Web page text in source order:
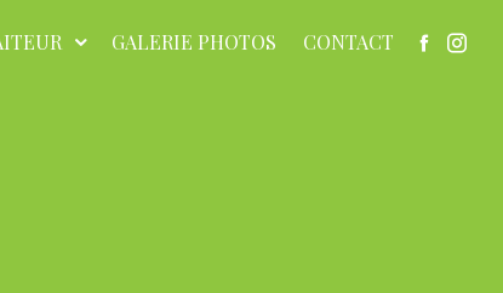
GALERIE PHOTOS CONTACT